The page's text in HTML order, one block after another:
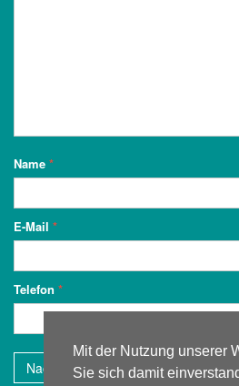
Mit der Nutzung unserer
Sie sich damit
Name *
E-Mail *
Telefon *